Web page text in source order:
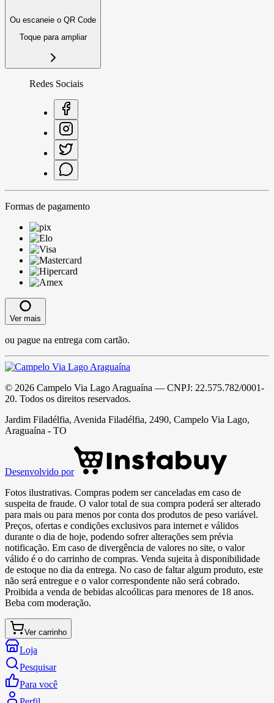
Ou escaneie o QR Code
Toque para ampliar
Redes Sociais
Formas de pagamento
Ver mais
ou pague na entrega com cartão.
© 2026 Campelo Via Lago Araguaína — CNPJ: 22.575.782/0001-
20. Todos os direitos reservados.
Jardim Filadélfia, Avenida Filadélfia, 2490, Campelo Via Lago,
Araguaína - TO
Desenvolvido por
Fotos ilustrativas. Compras podem ser canceladas em caso de
suspeita de fraude. O valor total de sua compra poderá ser alterado
para mais ou para menos por conta dos produtos de peso variável.
Preços, ofertas e condições exclusivos para internet e válidos
durante o dia de hoje, podendo sofrer alterações sem prévia
notificação. Em caso de divergência de valores no site, o valor
válido é o do carrinho de compras. Venda sujeita à disponibilidade
de estoque no dia da entrega. No caso de faltar algum produto, este
não será entregue e o valor correspondente não será cobrado.
Proibida a venda de bebidas alcoólicas para menores de 18 anos.
Beba com moderação.
Ver carrinho
Loja
Pesquisar
Para você